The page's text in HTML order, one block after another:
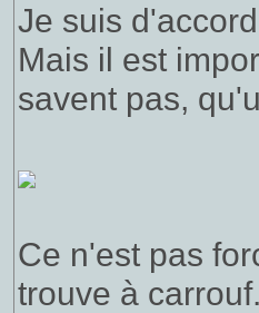
Je suis
Mais il est
savent pas,
Ce n'est pas
trouve à